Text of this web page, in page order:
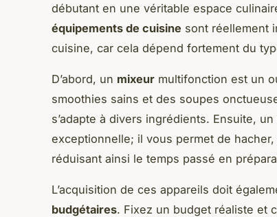
débutant en une véritable espace
équipements de cuisine sont réellement
cuisine, car cela dépend fortement du
D’abord, un mixeur multifonction est un
smoothies sains et des soupes
s’adapte à divers ingrédients. Ensuite, un
exceptionnelle; il vous permet de
réduisant ainsi le temps passé en
L’acquisition de ces appareils doit
budgétaires. Fixez un budget réaliste et